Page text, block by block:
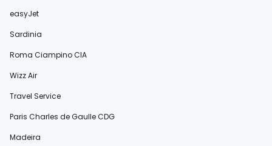
easyJet
Sardinia
Roma Ciampino CIA
Wizz Air
Travel Service
Paris Charles de Gaulle CDG
Madeira